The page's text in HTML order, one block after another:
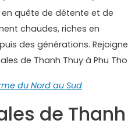
quête de détente et de
chaudes, riches en
des générations.
de Thanh Thuy à Phu
du Nord au Sud
de Thanh